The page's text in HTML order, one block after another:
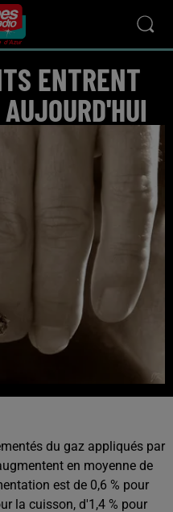
ENTRENT
du gaz appliqués par
en moyenne de
est de 0,6 % pour
la cuisson, d'1,4 % pour